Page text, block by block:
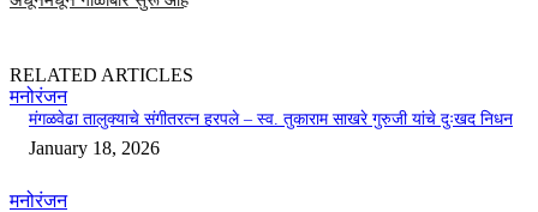
RELATED ARTICLES
मनोरंजन
मंगळवेढा तालुक्याचे संगीतरत्न हरपले – स्व. तुकाराम साखरे गुरुजी यांचे दुःखद निधन
January 18, 2026
मनोरंजन